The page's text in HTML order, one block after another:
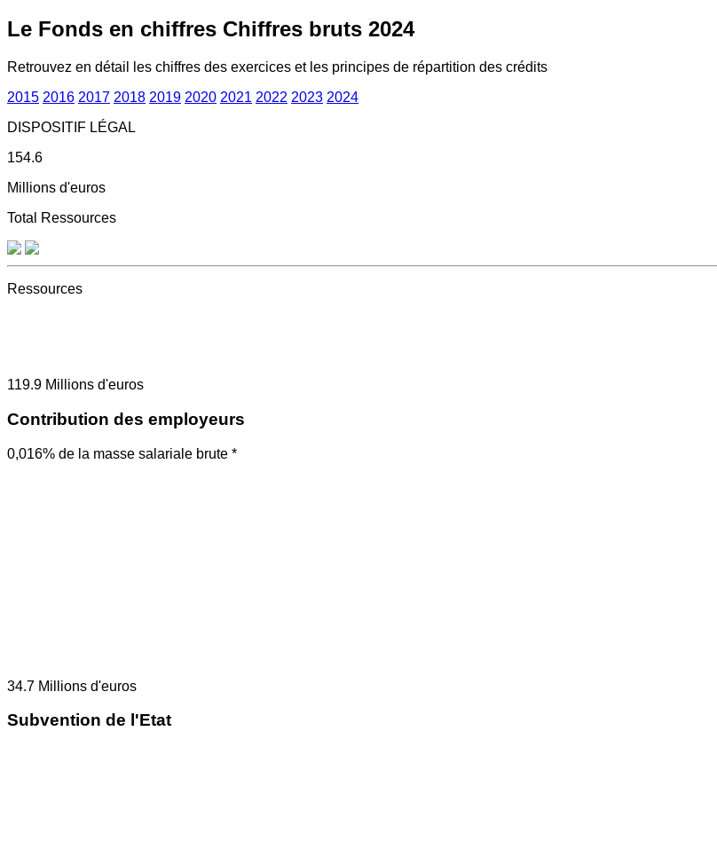
Le Fonds en chiffres Chiffres bruts 2024
Retrouvez en détail les chiffres des exercices et les principes de répartition des crédits
2015 2016 2017 2018 2019 2020 2021 2022 2023 2024
DISPOSITIF LÉGAL
154.6
Millions d'euros
Total Ressources
Ressources
119.9 Millions d'euros
Contribution des employeurs
0,016% de la masse salariale brute *
34.7 Millions d'euros
Subvention de l'Etat